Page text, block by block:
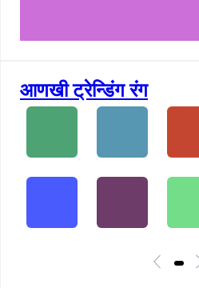
आणखी ट्रेन्डिंग रंग